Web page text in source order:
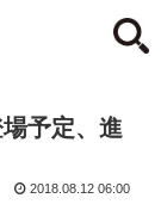
予定、進
2018.08.12 06:00